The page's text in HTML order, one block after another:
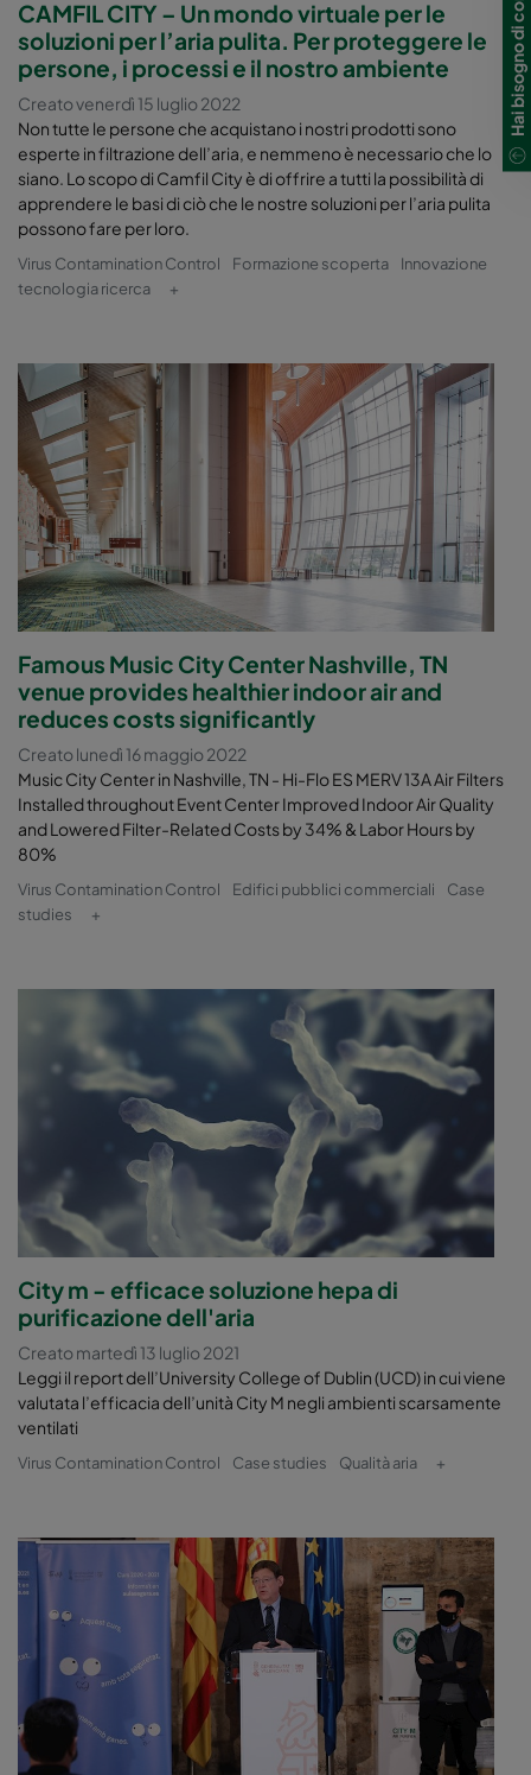
CAMFIL CITY – Un mondo virtuale per le
soluzioni per l’aria pulita. Per proteggere le
persone, i processi e il nostro ambiente
Creato venerdì 15 luglio 2022
Non tutte le persone che acquistano i nostri prodotti sono
esperte in filtrazione dell’aria, e nemmeno è necessario che lo
siano. Lo scopo di Camfil City è di offrire a tutti la possibilità di
apprendere le basi di ciò che le nostre soluzioni per l’aria pulita
possono fare per loro.
Virus Contamination Control Formazione scoperta
Innovazione
tecnologia ricerca
+
Famous Music City Center Nashville, TN
venue provides healthier indoor air and
reduces costs significantly
Creato lunedì 16 maggio 2022
Music City Center in Nashville, TN - Hi-Flo ES MERV 13A Air Filters
Installed throughout Event Center Improved Indoor Air Quality
and Lowered Filter-Related Costs by 34% & Labor Hours by
80%
Virus Contamination Control Edifici pubblici commerciali
Case
studies
+
City m - efficace soluzione hepa di
purificazione dell'aria
Creato martedì 13 luglio 2021
Leggi il report dell’University College of Dublin (UCD) in cui viene
valutata l’efficacia dell’unità City M negli ambienti scarsamente
ventilati
Virus Contamination Control Case studies Qualità aria +